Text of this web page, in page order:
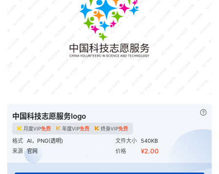
中国科技志愿服务logo
月度VIP免费 年度VIP免费 终身VIP免费
格式 AI，PNG(透明) 文件大小
540KB
来源 官网 价格 ¥2.00